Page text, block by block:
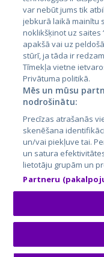
Amanda A.
City24.lv
City24.ee
GetaPro.lv
GetaPro.ee
Skelbiu.lt
Autoplius.lt
Aruodas.lt
var nebūt jums tik
jebkurā laikā mainītu
noklikšķinot uz saites
apakšā vai uz
stūrī, ja tāda ir
Tīmekļa vietne
Privātuma politikā.
Mēs un mūsu
nodrošinātu:
Precīzas atrašanās
skenēšana
un/vai piekļuve tai.
un satura
lietotāju grupām un
Partneru